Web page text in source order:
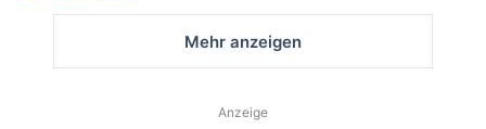
Mehr anzeigen
Anzeige